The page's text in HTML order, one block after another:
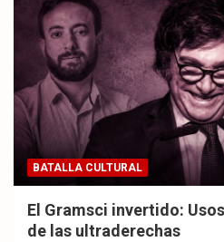
BATALLA CULTURAL
El Gramsci invertido:
de las ultraderechas